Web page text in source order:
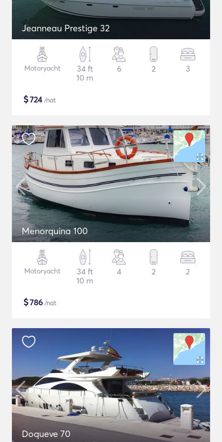
Jeanneau Prestige 32
Motoryacht
34 ft
10 m
6 2 3
$724/nat
Menorquina 100
Motoryacht
34 ft
10 m
4 2 2
$786 /nat
Doqueve 70